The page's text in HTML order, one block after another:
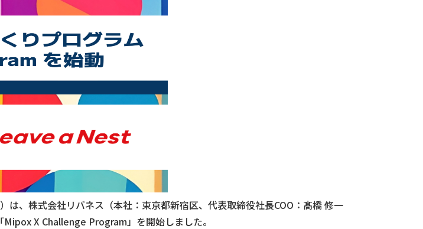
、株式会社リバネス（本社：東京都新宿区、代表取締役社長COO：髙橋 修一
X Challenge Program」を開始しました。